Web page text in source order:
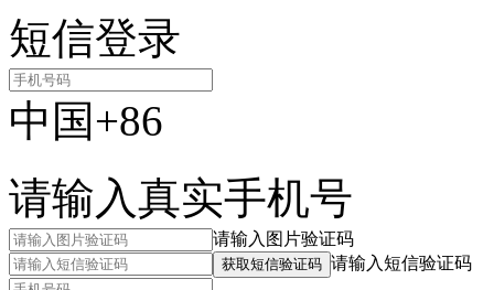
短信登录
中国+86
请输入真实手机号
请输入图片验证码
获取短信验证码 请输入短信验证码